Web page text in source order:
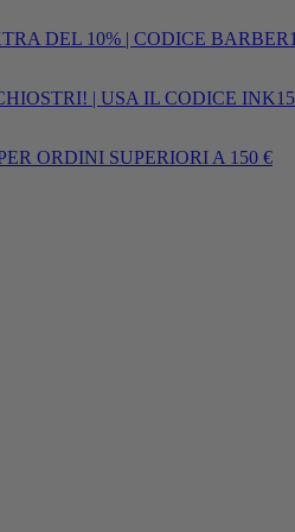
DEL 10% | CODICE
| USA IL CODICE INK15
ORDINI SUPERIORI A 150 €